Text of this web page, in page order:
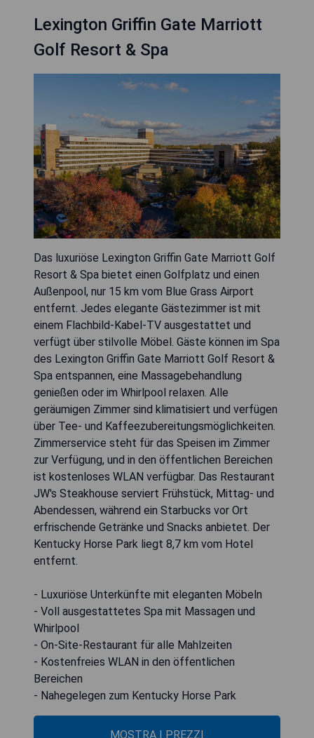
Lexington Griffin Gate Marriott
Golf Resort & Spa
Das luxuriöse Lexington Griffin Gate Marriott Golf
Resort & Spa bietet einen Golfplatz und einen
Außenpool, nur 15 km vom Blue Grass Airport
entfernt. Jedes elegante Gästezimmer ist mit
einem Flachbild-Kabel-TV ausgestattet und
verfügt über stilvolle Möbel. Gäste können im Spa
des Lexington Griffin Gate Marriott Golf Resort &
Spa entspannen, eine Massagebehandlung
genießen oder im Whirlpool relaxen. Alle
geräumigen Zimmer sind klimatisiert und verfügen
über Tee- und Kaffeezubereitungsmöglichkeiten.
Zimmerservice steht für das Speisen im Zimmer
zur Verfügung, und in den öffentlichen Bereichen
ist kostenloses WLAN verfügbar. Das Restaurant
JW's Steakhouse serviert Frühstück, Mittag- und
Abendessen, während ein Starbucks vor Ort
erfrischende Getränke und Snacks anbietet. Der
Kentucky Horse Park liegt 8,7 km vom Hotel
entfernt.
- Luxuriöse Unterkünfte mit eleganten Möbeln
- Voll ausgestattetes Spa mit Massagen und
Whirlpool
- On-Site-Restaurant für alle Mahlzeiten
- Kostenfreies WLAN in den öffentlichen
Bereichen
- Nahegelegen zum Kentucky Horse Park
MOSTRA I PREZZI